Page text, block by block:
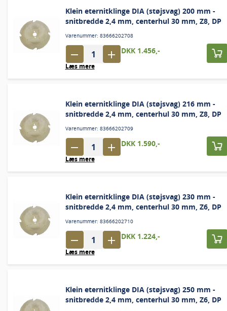
Klein eternitklinge DIA (støjsvag) 200 mm -
snitbredde 2,4 mm, centerhul 30 mm, Z8, DP
Varenummer: 83666202708
DKK 1.456,-
Læs mere
Klein eternitklinge DIA (støjsvag) 216 mm -
snitbredde 2,4 mm, centerhul 30 mm, Z8, DP
Varenummer: 83666202709
DKK 1.590,-
Læs mere
Klein eternitklinge DIA (støjsvag) 230 mm -
snitbredde 2,4 mm, centerhul 30 mm, Z6, DP
Varenummer: 83666202710
DKK 1.224,-
Læs mere
Klein eternitklinge DIA (støjsvag) 250 mm -
snitbredde 2,4 mm, centerhul 30 mm, Z6, DP